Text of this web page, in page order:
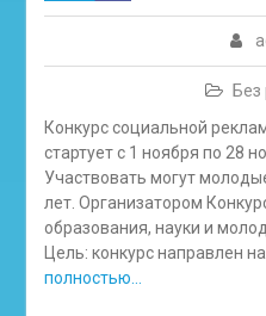
Без
Конкурс социальной
стартует с 1 ноября по 28
Участвовать могут
лет. Организатором
образования, науки и
Цель: конкурс направлен
полностью…